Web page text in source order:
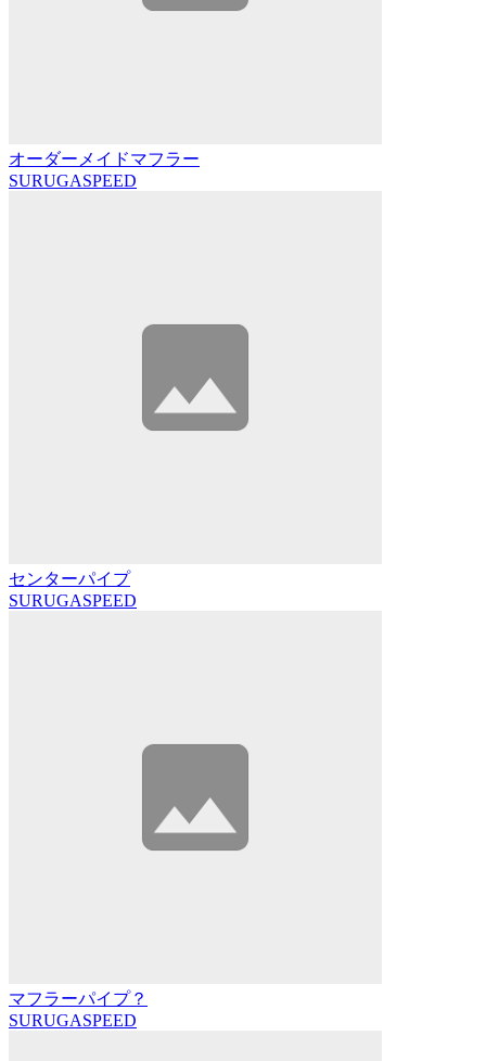
オーダーメイドマフラー
SURUGASPEED
センターパイプ
SURUGASPEED
マフラーパイプ？
SURUGASPEED